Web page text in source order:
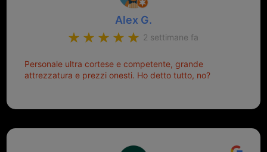
Alex G.
2 settimane fa
Personale ultra cortese e competente, grande
attrezzatura e prezzi onesti. Ho detto tutto, no?